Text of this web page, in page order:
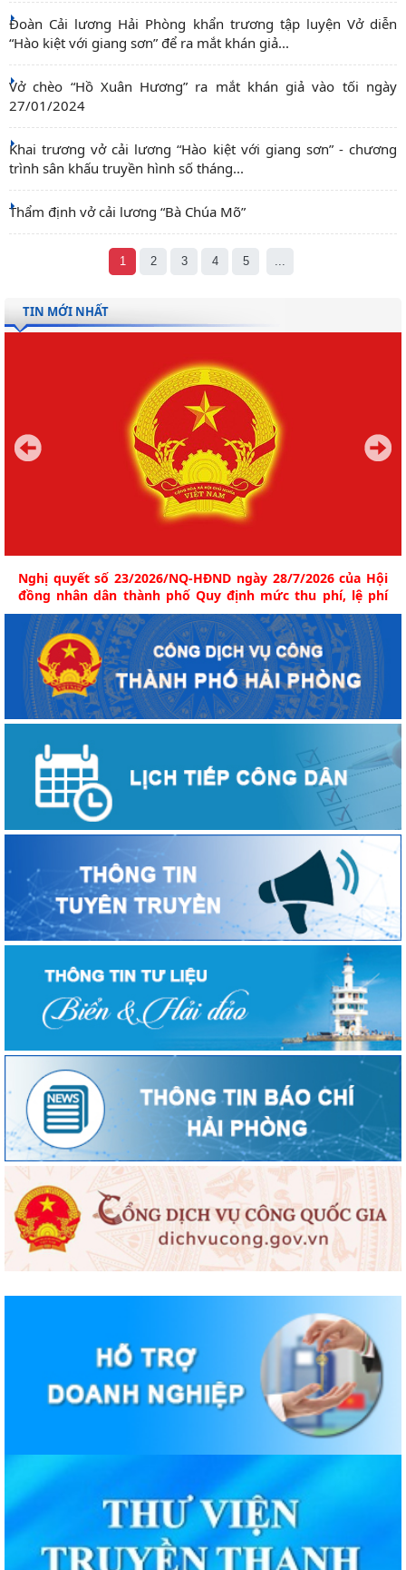
Đoàn Cải lương Hải Phòng khẩn trương tập luyện Vở diễn
“Hào kiệt với giang sơn” để ra mắt khán giả...
Vở chèo “Hồ Xuân Hương” ra mắt khán giả vào tối ngày
27/01/2024
Khai trương vở cải lương “Hào kiệt với giang sơn” - chương
trình sân khấu truyền hình số tháng...
Thẩm định vở cải lương “Bà Chúa Mõ”
1 2 3 4 5
TIN MỚI NHẤT
Nghị quyết số 23/2026/NQ-HĐND ngày 28/7/2026 của Hội
đồng nhân dân thành phố Quy định mức thu phí, lệ phí
thuộc thẩm quyền của Hội đồng nhân dân thành phố đối
với việc thực hiện thủ tục hành chính qua hình thức trực
tuyến trên địa bàn thành phố Hải Phòng
Nghị quyết này quy định mức thu bằng “0 đồng” đối với 04
loại lệ phí và 07 loại phí trong thực hiện...